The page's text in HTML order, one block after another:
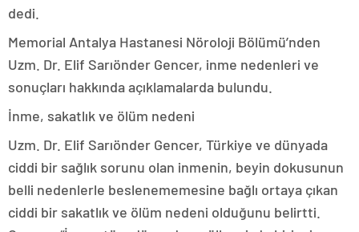
dedi.
Memorial Antalya Hastanesi Nöroloji Bölümü’nden
Uzm. Dr. Elif Sarıönder Gencer, inme nedenleri ve
sonuçları hakkında açıklamalarda bulundu.
İnme, sakatlık ve ölüm nedeni
Uzm. Dr. Elif Sarıönder Gencer, Türkiye ve dünyada
ciddi bir sağlık sorunu olan inmenin, beyin dokusunun
belli nedenlerle beslenememesine bağlı ortaya çıkan
ciddi bir sakatlık ve ölüm nedeni olduğunu belirtti.